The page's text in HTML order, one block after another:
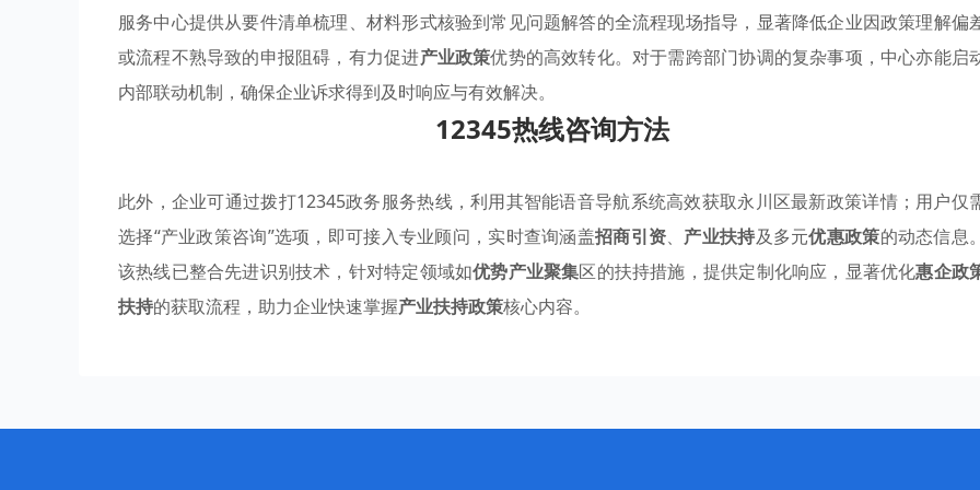
服务中心提供从要件清单梳理、材料形式核验到常见问题解答的全流程现场指导，显著降低企业因政策理解偏
或流程不熟导致的申报阻碍，有力促进产业政策优势的高效转化。对于需跨部门协调的复杂事项，中心亦能启
内部联动机制，确保企业诉求得到及时响应与有效解决。
12345热线咨询方法
此外，企业可通过拨打12345政务服务热线，利用其智能语音导航系统高效获取永川区最新政策详情；用户仅
选择“产业政策咨询”选项，即可接入专业顾问，实时查询涵盖招商引资、 产业扶持及多元优惠政策的动态信息。
该热线已整合先进识别技术，针对特定领域如优势产业聚集区的扶持措施，提供定制化响应，显著优化惠企政
扶持的获取流程，助力企业快速掌握产业扶持政策核心内容。